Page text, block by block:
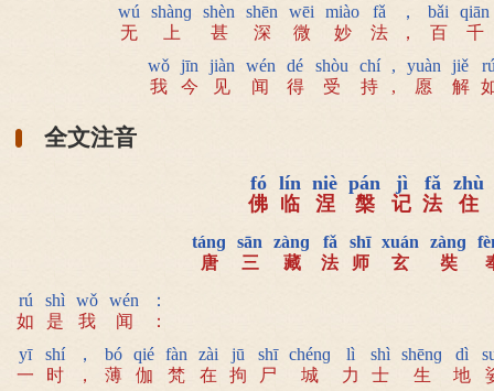
wú
无
shànɡ
上
shèn
甚
shēn
深
wēi
微
miào
妙
fǎ
法
，
，
bǎi
百
qiān
千
wǒ
我
jīn
今
jiàn
见
wén
闻
dé
得
shòu
受
chí
持
,
,
yuàn
愿
jiě
解
全文注音
fó
佛
lín
临
niè
涅
pán
槃
jì
记
fǎ
法
zhù
住
tánɡ
唐
sān
三
zànɡ
藏
fǎ
法
shī
师
xuán
玄
zànɡ
奘
rú
如
shì
是
wǒ
我
wén
闻
：
：
yī
一
shí
时
，
，
bó
薄
qié
伽
fàn
梵
zài
在
jū
拘
shī
尸
chénɡ
城
lì
力
shì
士
shēnɡ
生
dì
地